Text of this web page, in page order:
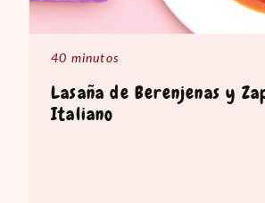
40 minutos
Lasaña de Berenjenas y
Italiano